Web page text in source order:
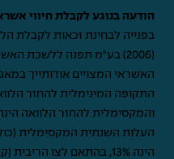
הודעה בנוגע לקבלת חיווי
בפנייה לבחינת זכאות לקבלת
(2006) בע"מ תפנה ללשכת
האשראי המצויים אודותייך
העלות השנתית המקסימלית
הינה 13%, בהתאם לצו